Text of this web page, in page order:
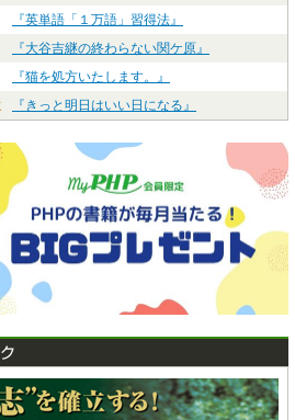
『英単語「１万語」習得法』
『大谷吉継の終わらない関ケ原』
『猫を処方いたします。』
『きっと明日はいい日になる』